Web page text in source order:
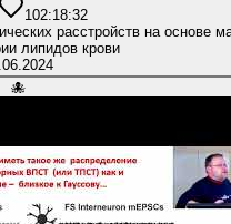
102:18:32
расстройств на основе
липидов крови
🐙